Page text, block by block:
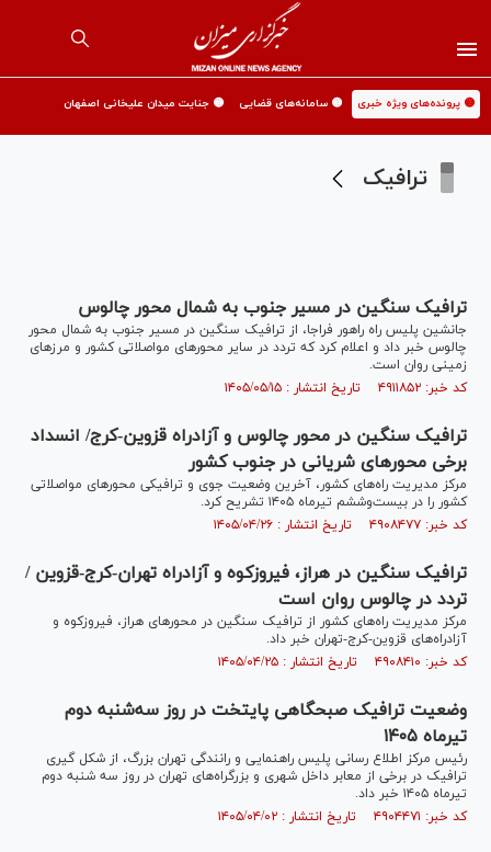
🟡 پرونده‌های ویژه خبری 🟡 سامانه‌های قضایی 🟡 جنایت میدان علیخانی اصفهان
ترافیک
ترافیک سنگین در مسیر جنوب به شمال محور چالوس
جانشین پلیس راه راهور فراجا، از ترافیک سنگین در مسیر جنوب به شمال محور
چالوس خبر داد و اعلام کرد که تردد در سایر محور‌های مواصلاتی کشور و مرز‌های
زمینی روان است.
کد خبر: ۴۹۱۱۸۵۲ تاریخ انتشار : ۱۴۰۵/۰۵/۱۵
ترافیک سنگین در محور چالوس و آزادراه قزوین-کرج/ انسداد
برخی محور‌های شریانی در جنوب کشور
مرکز مدیریت راه‌های کشور، آخرین وضعیت جوی و ترافیکی محور‌های مواصلاتی
کشور را در بیست‌وششم تیرماه ۱۴۰۵ تشریح کرد.
کد خبر: ۴۹۰۸۴۷۷ تاریخ انتشار : ۱۴۰۵/۰۴/۲۶
ترافیک سنگین در هراز، فیروزکوه و آزادراه تهران-کرج-قزوین /
تردد در چالوس روان است
مرکز مدیریت راه‌های کشور از ترافیک سنگین در محور‌های هراز، فیروزکوه و
آزادراه‌های قزوین-کرج-تهران خبر داد.
کد خبر: ۴۹۰۸۴۱۰ تاریخ انتشار : ۱۴۰۵/۰۴/۲۵
وضعیت ترافیک صبحگاهی پایتخت در روز سه‌شنبه دوم
تیرماه ۱۴۰۵
رئیس مرکز اطلاع رسانی پلیس راهنمایی و رانندگی تهران بزرگ، از شکل گیری
ترافیک در برخی از معابر داخل شهری و بزرگراه‌های تهران در روز سه شنبه دوم
تیرماه ۱۴۰۵ خبر داد.
کد خبر: ۴۹۰۴۴۷۱ تاریخ انتشار : ۱۴۰۵/۰۴/۰۲